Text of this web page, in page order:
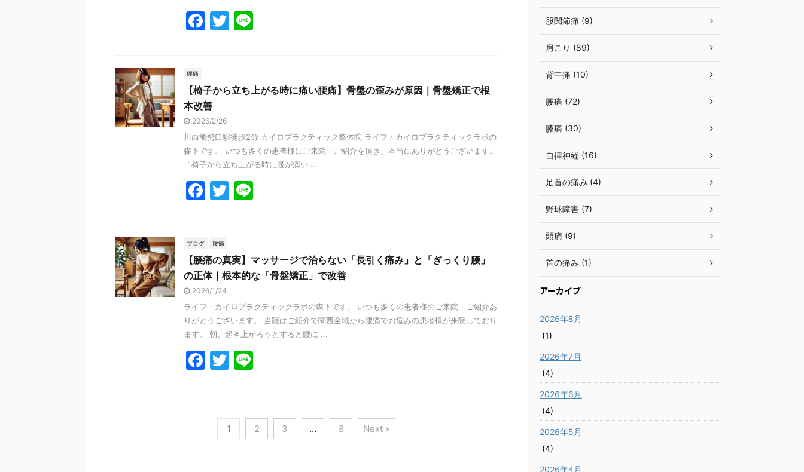
F
b
o
o
k
T
腰痛
【椅子から立ち上がる時に痛い腰痛】骨盤の歪みが原因｜骨盤矯正で根
本改善
2026/2/26
川西能勢口駅徒歩2分 カイロプラクティック整体院 ライフ・カイロプラクティックラボの
森下です。 いつも多くの患者様にご来院・ご紹介を頂き、本当にありがとうございます。
「椅子から立ち上がる時に腰が痛い ...
F
e
b
o
o
k
T
ブログ 腰痛
【腰痛の真実】マッサージで治らない「長引く痛み」と「ぎっくり腰」
の正体｜根本的な「骨盤矯正」で改善
2026/1/24
ライフ・カイロプラクティックラボの森下です。 いつも多くの患者様のご来院・ご紹介あ
りがとうございます。 当院はご紹介で関西全域から腰痛でお悩みの患者様が来院しており
ます。 朝、起き上がろうとすると腰に ...
F
T
er
1 2 3 … 8 Next »
股関節痛 (9)
肩こり (89)
背中痛 (10)
腰痛 (72)
膝痛 (30)
自律神経 (16)
足首の痛み (4)
野球障害 (7)
頭痛 (9)
首の痛み (1)
アーカイブ
2026年8月
(1)
2026年7月
(4)
2026年6月
(4)
2026年5月
(4)
2026年4月